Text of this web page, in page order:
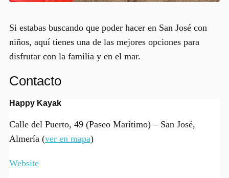
Si estabas buscando que poder hacer en San José con
niños, aquí tienes una de las mejores opciones para
disfrutar con la familia y en el mar.
Contacto
Happy Kayak
Calle del Puerto, 49 (Paseo Marítimo) – San José,
Almería (ver en mapa)
Website